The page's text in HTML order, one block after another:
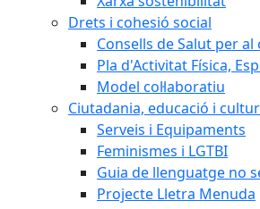
Drets i cohesió social
Consells de Salut per al
Pla d'Activitat Física,
Model col·laboratiu
Ciutadania, educació i
Serveis i Equipaments
Feminismes i LGTBI
Guia de llenguatge no
Projecte Lletra Menuda